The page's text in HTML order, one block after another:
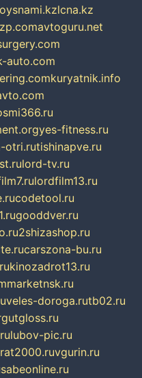
lcna.kz
avtoguru.net
auto.com
kuryatnik.info
smi366.ru
yes-fitness.ru
otri.rutishinapve.ru
lord-tv.ru
lordfilm13.ru
codetool.ru
gooddver.ru
2shizashop.ru
carszona-bu.ru
kinozadrot13.ru
veles-doroga.rutb02.ru
lubov-pic.ru
vgurin.ru
sabeonline.ru